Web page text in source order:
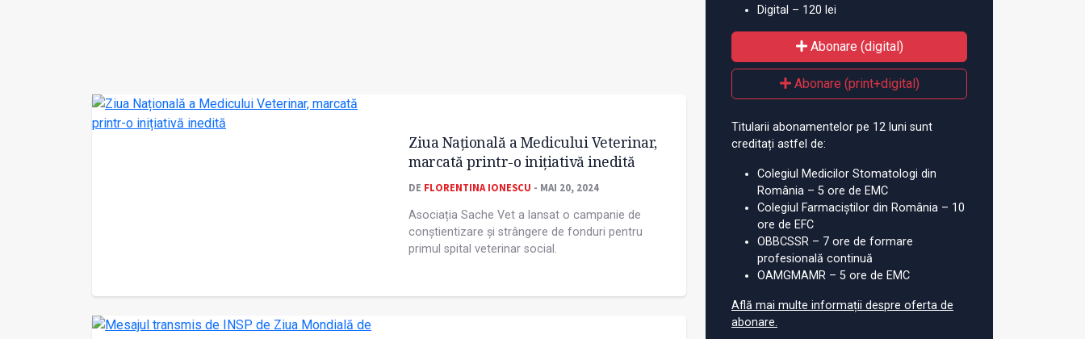
Ziua Națională a Medicului Veterinar,
marcată printr-o inițiativă inedită
DE FLORENTINA IONESCU - MAI 20, 2024
Asociația Sache Vet a lansat o campanie de
conștientizare și strângere de fonduri pentru
primul spital veterinar social.
Digital – 120 lei
Abonare (digital)
Abonare (print+digital)
Titularii abonamentelor pe 12 luni sunt
creditați astfel de:
Colegiul Medicilor Stomatologi din
România – 5 ore de EMC
Colegiul Farmaciștilor din România – 10
ore de EFC
OBBCSSR – 7 ore de formare
profesională continuă
OAMGMAMR – 5 ore de EMC
Află mai multe informații despre oferta de
abonare.